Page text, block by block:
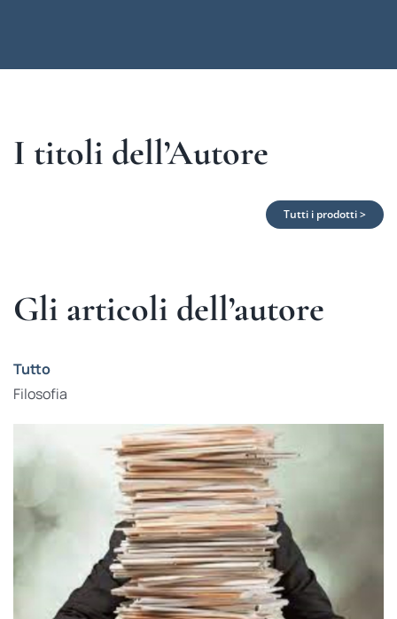
I titoli dell’Autore
Tutti i prodotti >
Gli articoli dell’autore
Tutto
Filosofia